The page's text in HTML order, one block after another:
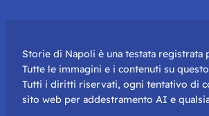
Storie di Napoli è una testata
Tutte le immagini e i contenuti su
Tutti i diritti riservati, ogni tentativo di
sito web per addestramento AI e